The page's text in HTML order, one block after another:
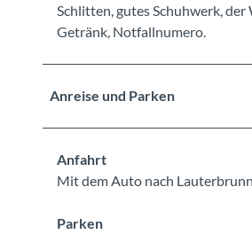
Schlitten, gutes Schuhwerk,
Getränk, Notfallnumero.
Anreise und Parken
Anfahrt
Mit dem Auto nach
Parken